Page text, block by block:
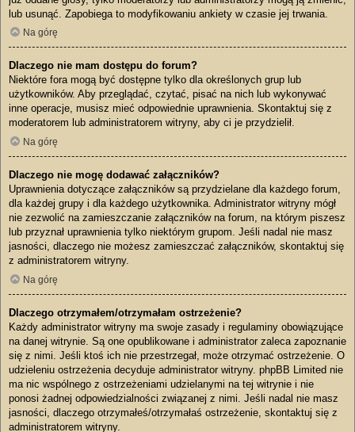
lub usunąć. Zapobiega to modyfikowaniu ankiety w czasie jej trwania.
Na górę
Dlaczego nie mam dostępu do forum?
Niektóre fora mogą być dostępne tylko dla określonych grup lub
użytkowników. Aby przeglądać, czytać, pisać na nich lub wykonywać
inne operacje, musisz mieć odpowiednie uprawnienia. Skontaktuj się z
moderatorem lub administratorem witryny, aby ci je przydzielił.
Na górę
Dlaczego nie mogę dodawać załączników?
Uprawnienia dotyczące załączników są przydzielane dla każdego forum,
dla każdej grupy i dla każdego użytkownika. Administrator witryny mógł
nie zezwolić na zamieszczanie załączników na forum, na którym piszesz
lub przyznał uprawnienia tylko niektórym grupom. Jeśli nadal nie masz
jasności, dlaczego nie możesz zamieszczać załączników, skontaktuj się
z administratorem witryny.
Na górę
Dlaczego otrzymałem/otrzymałam ostrzeżenie?
Każdy administrator witryny ma swoje zasady i regulaminy obowiązujące
na danej witrynie. Są one opublikowane i administrator zaleca zapoznanie
się z nimi. Jeśli ktoś ich nie przestrzegał, może otrzymać ostrzeżenie. O
udzieleniu ostrzeżenia decyduje administrator witryny. phpBB Limited nie
ma nic wspólnego z ostrzeżeniami udzielanymi na tej witrynie i nie
ponosi żadnej odpowiedzialności związanej z nimi. Jeśli nadal nie masz
jasności, dlaczego otrzymałeś/otrzymałaś ostrzeżenie, skontaktuj się z
administratorem witryny.